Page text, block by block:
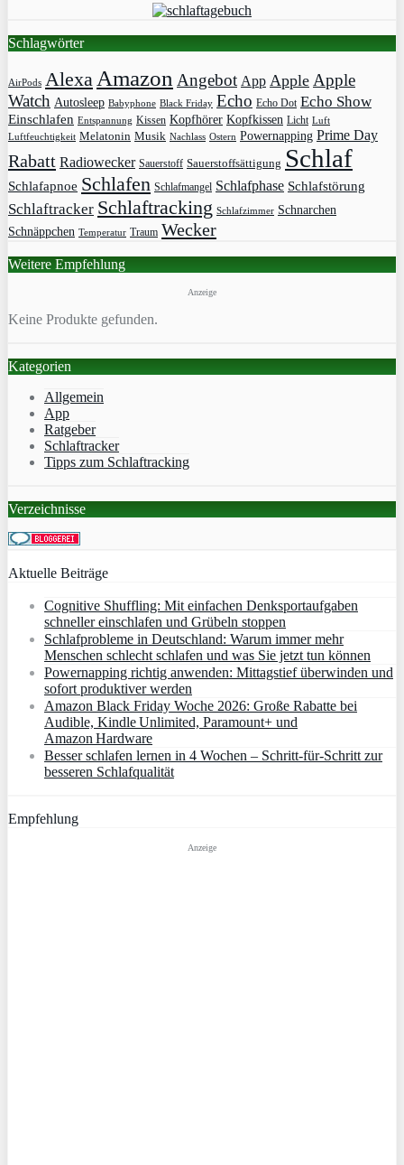
Schlagwörter
AirPods Alexa Amazon Angebot App Apple Apple
Watch Autosleep Babyphone Black Friday Echo Echo Dot Echo Show
Einschlafen Entspannung Kissen Kopfhörer Kopfkissen Licht Luft
Luftfeuchtigkeit Melatonin Musik Nachlass Ostern Powernapping Prime Day
Rabatt Radiowecker Sauerstoff Sauerstoffsättigung Schlaf
Schlafapnoe Schlafen Schlafmangel Schlafphase Schlafstörung
Schlaftracker Schlaftracking Schlafzimmer Schnarchen
Schnäppchen Temperatur Traum Wecker
Weitere Empfehlung
Anzeige
Keine Produkte gefunden.
Kategorien
Allgemein
App
Ratgeber
Schlaftracker
Tipps zum Schlaftracking
Verzeichnisse
Aktuelle Beiträge
Cognitive Shuffling: Mit einfachen Denksportaufgaben
schneller einschlafen und Grübeln stoppen
Schlafprobleme in Deutschland: Warum immer mehr
Menschen schlecht schlafen und was Sie jetzt tun können
Powernapping richtig anwenden: Mittagstief überwinden und
sofort produktiver werden
Amazon Black Friday Woche 2026: Große Rabatte bei
Audible, Kindle Unlimited, Paramount+ und
Amazon Hardware
Besser schlafen lernen in 4 Wochen – Schritt‑für‑Schritt zur
besseren Schlafqualität
Empfehlung
Anzeige